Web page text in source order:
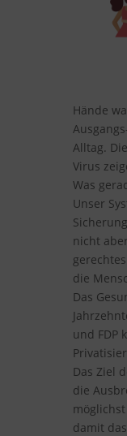
Hände
Alltag.
Virus
Was
Unser
nicht
die
Das
und FDP
Das Ziel
die
damit